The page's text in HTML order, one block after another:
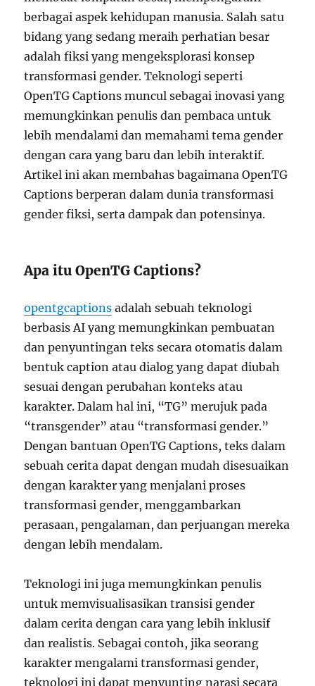
berbagai aspek kehidupan manusia. Salah satu
bidang yang sedang meraih perhatian besar
adalah fiksi yang mengeksplorasi konsep
transformasi gender. Teknologi seperti
OpenTG Captions muncul sebagai inovasi yang
memungkinkan penulis dan pembaca untuk
lebih mendalami dan memahami tema gender
dengan cara yang baru dan lebih interaktif.
Artikel ini akan membahas bagaimana OpenTG
Captions berperan dalam dunia transformasi
gender fiksi, serta dampak dan potensinya.
Apa itu OpenTG Captions?
opentgcaptions adalah sebuah teknologi
berbasis AI yang memungkinkan pembuatan
dan penyuntingan teks secara otomatis dalam
bentuk caption atau dialog yang dapat diubah
sesuai dengan perubahan konteks atau
karakter. Dalam hal ini, “TG” merujuk pada
“transgender” atau “transformasi gender.”
Dengan bantuan OpenTG Captions, teks dalam
sebuah cerita dapat dengan mudah disesuaikan
dengan karakter yang menjalani proses
transformasi gender, menggambarkan
perasaan, pengalaman, dan perjuangan mereka
dengan lebih mendalam.
Teknologi ini juga memungkinkan penulis
untuk memvisualisasikan transisi gender
dalam cerita dengan cara yang lebih inklusif
dan realistis. Sebagai contoh, jika seorang
karakter mengalami transformasi gender,
teknologi ini dapat menyunting narasi secara